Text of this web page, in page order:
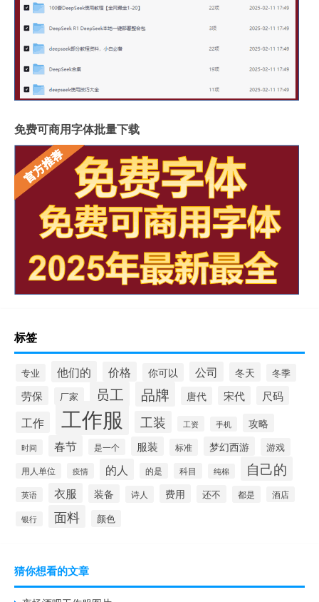
免费可商用字体批量下载
标签
专业 他们的 价格 你可以 公司 冬天 冬季
劳保 厂家 员工 品牌 唐代 宋代 尺码
工作 工作服 工装 工资 手机 攻略
时间 春节 是一个 服装 标准 梦幻西游 游戏
用人单位 疫情 的人 的是 科目 纯棉 自己的
英语 衣服 装备 诗人 费用 还不 都是 酒店
银行 面料 颜色
猜你想看的文章